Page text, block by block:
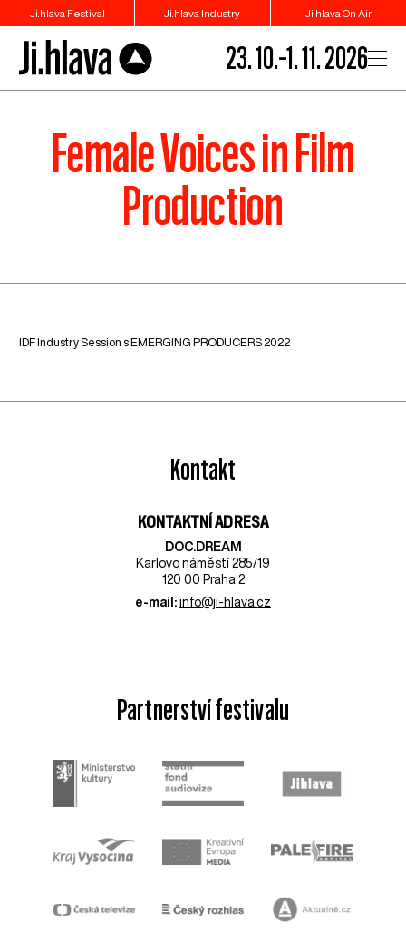
Ji.hlava Festival Ji.hlava Industry Ji.hlava On Air
23. 10.–1. 11. 2026
Female Voices in Film
Production
IDF Industry Session s EMERGING PRODUCERS 2022
Kontakt
KONTAKTNÍ ADRESA
DOC.DREAM​
Karlovo náměstí 285/19
120 00 Praha 2
e-mail: info@ji-hlava.cz
Partnerství festivalu